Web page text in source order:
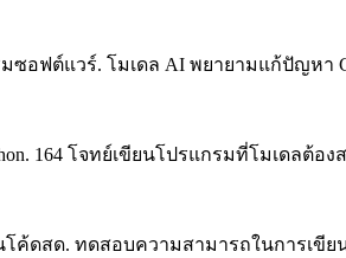
ซอฟต์แวร์. โมเดล AI พยายามแก้ปัญหา
. 164 โจทย์เขียนโปรแกรมที่โมเดลต้อ
โค้ดสด. ทดสอบความสามารถในการเขีย